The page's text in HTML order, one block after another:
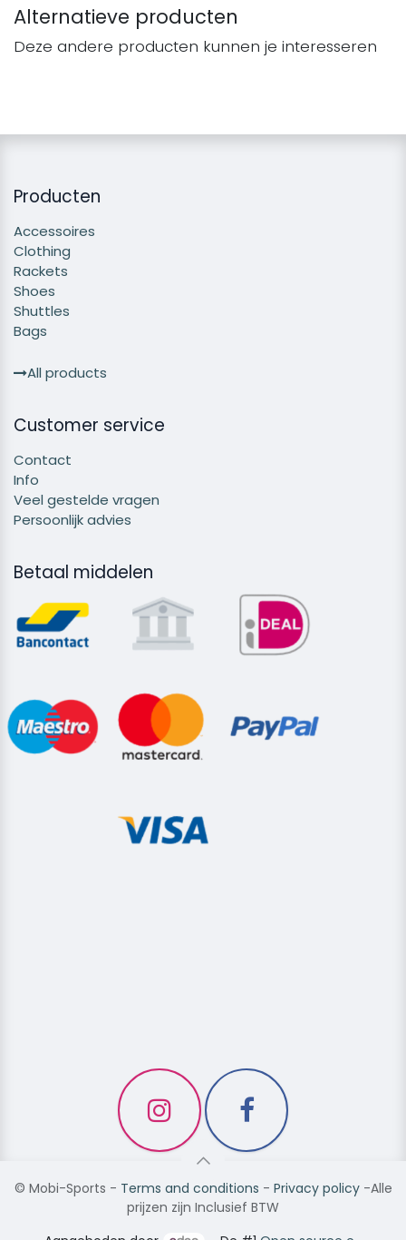
Alternatieve producten
Deze andere producten kunnen je interesseren
Producten
Accessoires
Clothing
Rackets
Shoes
Shuttles
Bags
All products
Customer service
Contact
Info
Veel gestelde vragen
Persoonlijk advies
Betaal middelen
© Mobi-Sports - Terms and conditions - Privacy policy-Alle
prijzen zijn Inclusief BTW